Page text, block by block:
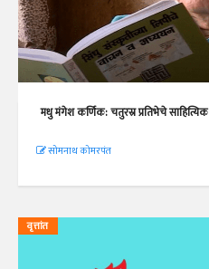
मधु मंगेश कर्णिक: चतुरस्र प्रतिभेचे साहित्यिक
सोमनाथ कोमरपंत
वृत्तांत